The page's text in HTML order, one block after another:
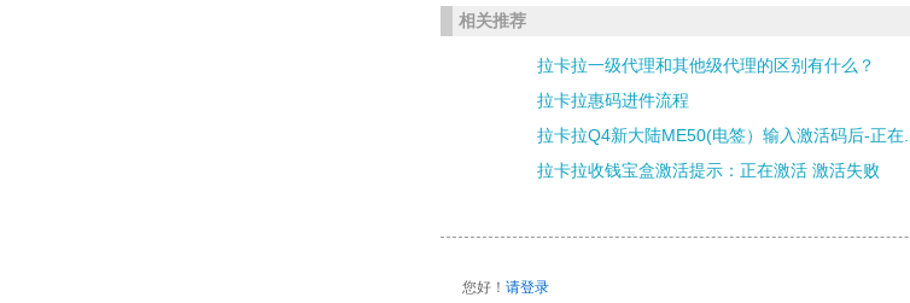
相关推荐
拉卡拉一级代理和其他级代理的区别有什么？
拉卡拉惠码进件流程
拉卡拉Q4新大陆ME50(电签）输入激活码后-正在...
拉卡拉收钱宝盒激活提示：正在激活 激活失败
您好！请登录